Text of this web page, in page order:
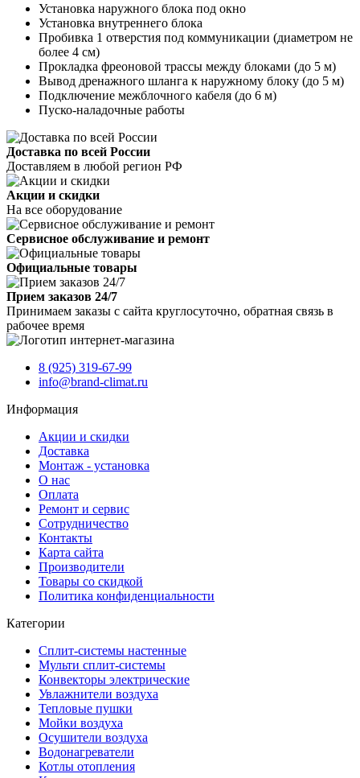
Установка наружного блока под окно
Установка внутреннего блока
Пробивка 1 отверстия под коммуникации (диаметром не
более 4 см)
Прокладка фреоновой трассы между блоками (до 5 м)
Вывод дренажного шланга к наружному блоку (до 5 м)
Подключение межблочного кабеля (до 6 м)
Пуско-наладочные работы
Доставка по всей России
Доставляем в любой регион РФ
Акции и скидки
На все оборудование
Сервисное обслуживание и ремонт
Официальные товары
Прием заказов 24/7
Принимаем заказы с сайта круглосуточно, обратная связь в
рабочее время
8 (925) 319-67-99
info@brand-climat.ru
Информация
Акции и скидки
Доставка
Монтаж - установка
О нас
Оплата
Ремонт и сервис
Сотрудничество
Контакты
Карта сайта
Производители
Товары со скидкой
Политика конфиденциальности
Категории
Сплит-системы настенные
Мульти сплит-системы
Конвекторы электрические
Увлажнители воздуха
Тепловые пушки
Мойки воздуха
Осушители воздуха
Водонагреватели
Котлы отопления